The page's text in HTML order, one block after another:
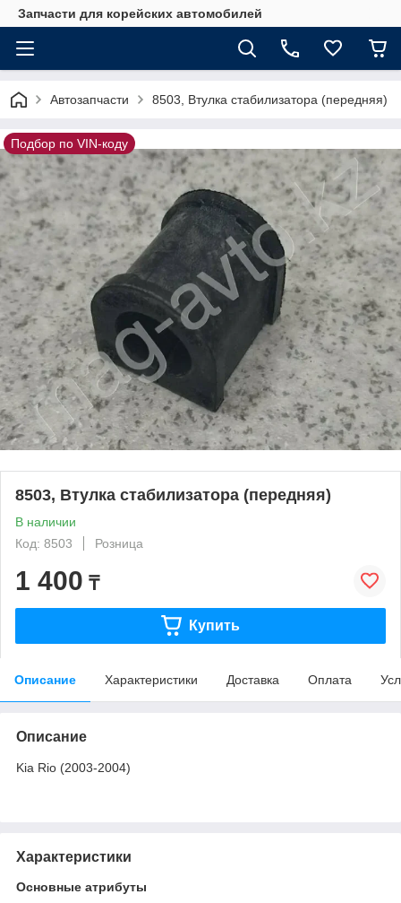
Запчасти для корейских автомобилей
Автозапчасти 8503, Втулка стабилизатора (передняя)
Подбор по VIN-коду
8503, Втулка стабилизатора (передняя)
В наличии
Код: 8503
Розница
1 400 ₸
Купить
Описание Характеристики Доставка Оплата
Описание
Kia Rio (2003-2004)
Характеристики
Основные атрибуты